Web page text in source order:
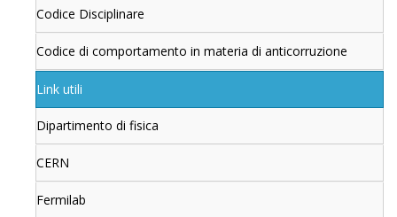
Codice Disciplinare
Codice di comportamento in materia di anticorruzione
Link utili
Dipartimento di fisica
CERN
Fermilab